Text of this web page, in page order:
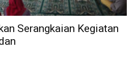
Serangkaian Kegiatan